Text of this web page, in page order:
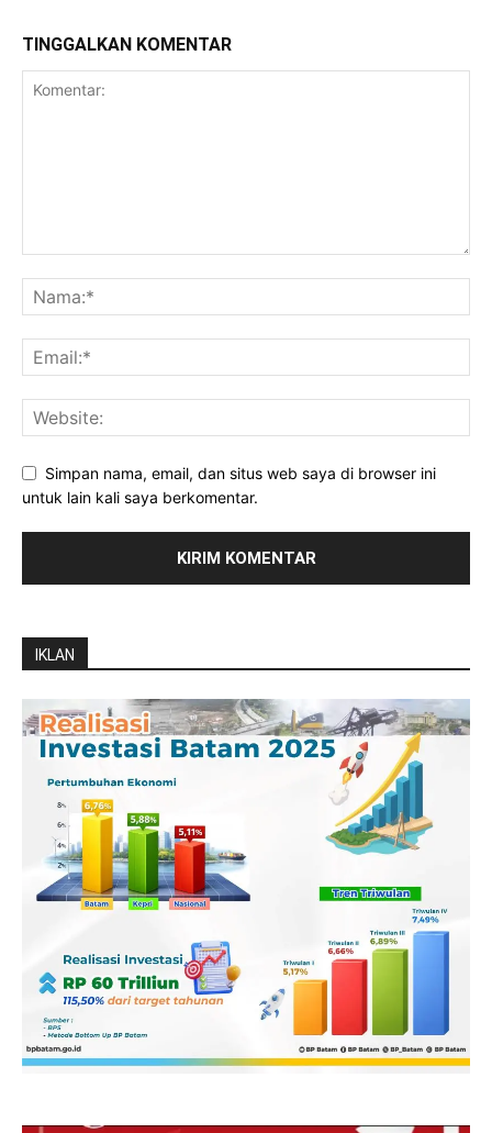
TINGGALKAN KOMENTAR
Simpan nama, email, dan situs web saya di browser ini
untuk lain kali saya berkomentar.
IKLAN